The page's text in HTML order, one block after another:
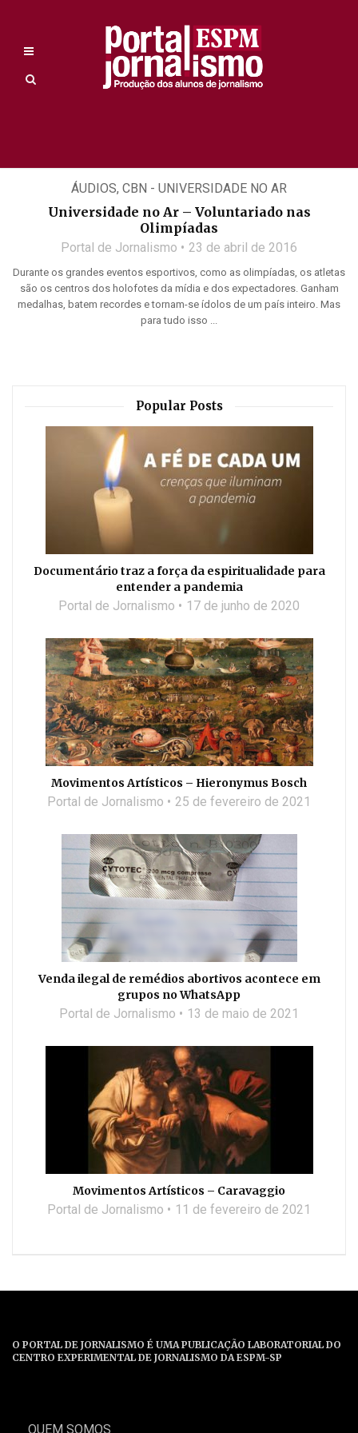
ÁUDIOS, CBN - UNIVERSIDADE NO AR
Universidade no Ar – Voluntariado nas
Olimpíadas
Portal de Jornalismo 23 de abril de 2016
Durante os grandes eventos esportivos, como as olimpíadas, os atletas
são os centros dos holofotes da mídia e dos expectadores. Ganham
medalhas, batem recordes e tornam-se ídolos de um país inteiro. Mas
para tudo isso ...
Popular Posts
Documentário traz a força da espiritualidade para
entender a pandemia
Portal de Jornalismo 17 de junho de 2020
Movimentos Artísticos – Hieronymus Bosch
Portal de Jornalismo 25 de fevereiro de 2021
Venda ilegal de remédios abortivos acontece em
grupos no WhatsApp
Portal de Jornalismo 13 de maio de 2021
Movimentos Artísticos – Caravaggio
Portal de Jornalismo 11 de fevereiro de 2021
O PORTAL DE JORNALISMO É UMA PUBLICAÇÃO LABORATORIAL DO
CENTRO EXPERIMENTAL DE JORNALISMO DA ESPM-SP
QUEM SOMOS